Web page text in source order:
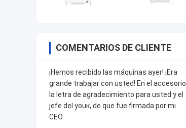
COMENTARIOS DE CLIENTE
¡Hemos recibido las máquinas ayer! ¡Era
grande trabajar con usted! En el accesorio
la letra de agradecimiento para usted y el
jefe del youк, de que fue firmada por mi
CEO.